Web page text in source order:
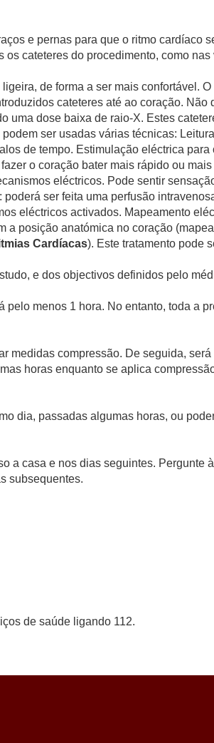
e pernas para que o ritmo cardíaco
cateteres do procedimento, como nas
de forma a ser mais confortável.
cateteres até ao coração.
dose baixa de raio-X. Estes
ser usadas várias técnicas:
de tempo. Estimulação eléctrica
o coração bater mais rápido ou
eléctricos. Pode sentir
ser feita uma perfusão
eléctricos activados. Mapeamento
posição anatómica no coração
Cardíacas). Este tratamento pode
e dos objectivos definidos pelo
menos 1 hora. No entanto, toda a
medidas compressão. De seguida,
horas enquanto se aplica
dia, passadas algumas horas, ou
a casa e nos dias seguintes.
subsequentes.
de saúde ligando 112.